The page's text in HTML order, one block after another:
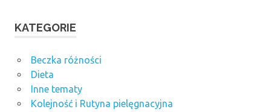
KATEGORIE
Beczka różności
Dieta
Inne tematy
Kolejność i Rutyna pielęgnacyjna